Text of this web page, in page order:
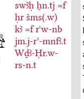
swꜣḥ ẖn.tj =f
ḥr šms(.w)
kꜣ =f rꜥw-nb
jm.j-rʾ-mnfꜣ.t
Wḏꜣ-Ḥr.w-
rs-n.t